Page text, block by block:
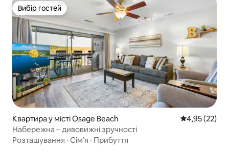
Вибір гостей
Вибір гостей
Квартира у місті Osage Beach Середня
4,95 (22)
Набережна – дивовижні зручності
Розташування · Сім’я · Прибуття